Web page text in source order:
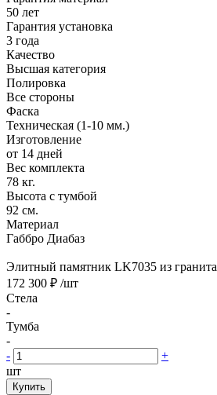
50 лет
Гарантия установка
3 года
Качество
Высшая категория
Полировка
Все стороны
Фаска
Техническая (1-10 мм.)
Изготовление
от 14 дней
Вес комплекта
78 кг.
Высота с тумбой
92 см.
Материал
Габбро Диабаз
Элитный памятник LK7035 из гранита
172 300 ₽ /шт
Стела
-
Тумба
-
-
+
шт
Купить